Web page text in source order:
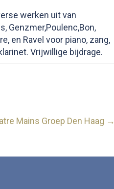
werken uit van
Genzmer,Poulenc,Bon,
en Ravel voor piano, zang,
Vrijwillige bijdrage.
Mains Groep Den Haag →